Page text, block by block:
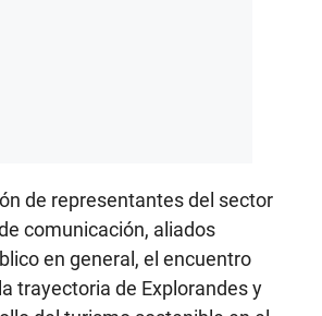
de representantes del sector
comunicación, aliados
en general, el encuentro
trayectoria de Explorandes y